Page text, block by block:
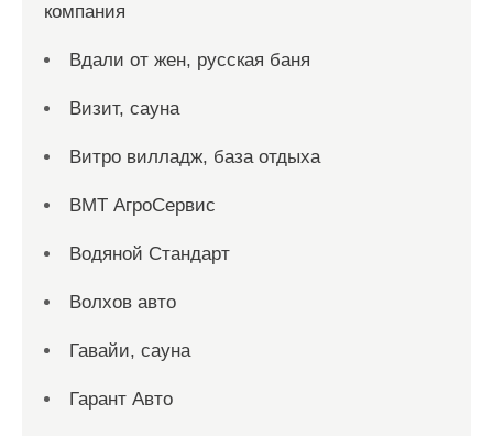
компания
Вдали от жен, русская баня
Визит, сауна
Витро вилладж, база отдыха
ВМТ АгроСервис
Водяной Стандарт
Волхов авто
Гавайи, сауна
Гарант Авто